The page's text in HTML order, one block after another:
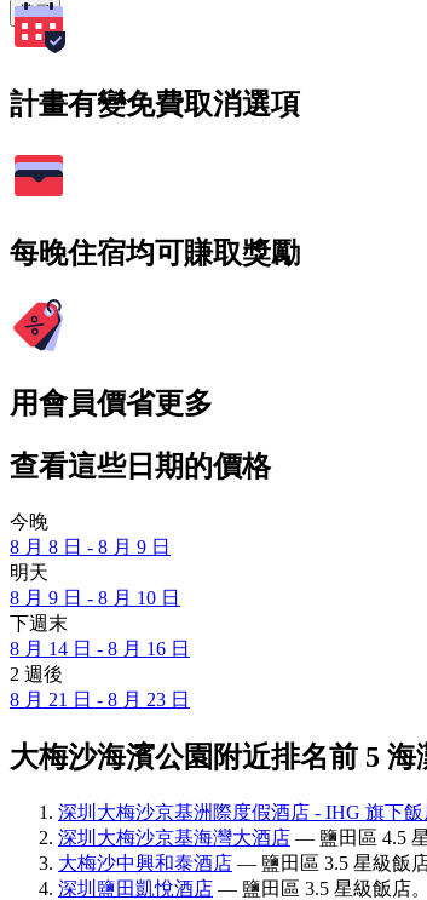
搜尋
計畫有變免費取消選項
每晚住宿均可賺取獎勵
用會員價省更多
查看這些日期的價格
今晚
8 月 8 日 - 8 月 9 日
明天
8 月 9 日 - 8 月 10 日
下週末
8 月 14 日 - 8 月 16 日
2 週後
8 月 21 日 - 8 月 23 日
大梅沙海濱公園附近排名前 5 海
深圳大梅沙京基洲際度假酒店 - IHG 旗下飯
深圳大梅沙京基海灣大酒店 — 鹽田區 4.5
大梅沙中興和泰酒店 — 鹽田區 3.5 星級飯
深圳鹽田凱悅酒店 — 鹽田區 3.5 星級飯店